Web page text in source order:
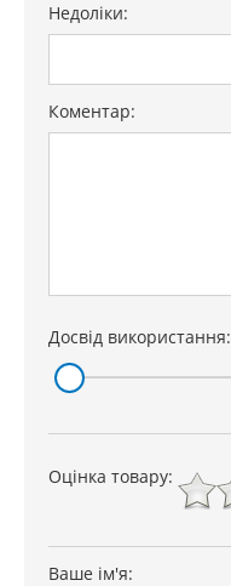
Недоліки:
Коментар:
Досвід використання:
Оцінка товару:
Ваше ім'я: